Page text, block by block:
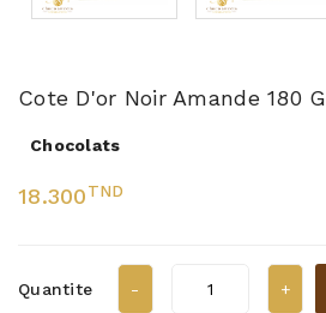
Cote D'or Noir Amande 180 G
Chocolats
18.300TND
Quantite